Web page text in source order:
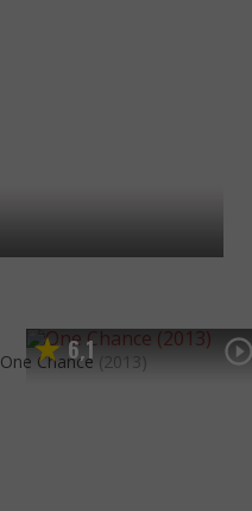
6,1
One Chance (2013)